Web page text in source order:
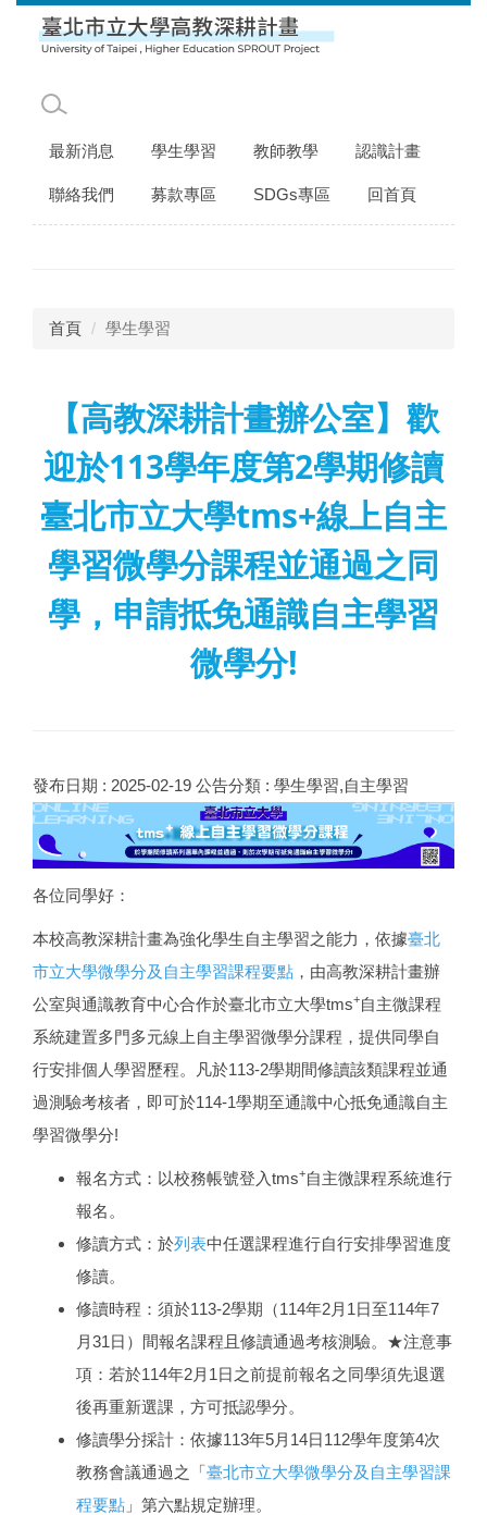
最新消息 學生學習 教師教學 認識計畫
聯絡我們 募款專區 SDGs專區 回首頁
首頁 學生學習
【高教深耕計畫辦公室】歡
迎於113學年度第2學期修讀
臺北市立大學tms+線上自主
學習微學分課程並通過之同
學，申請抵免通識自主學習
微學分!
發布日期 : 2025-02-19 公告分類 : 學生學習,自主學習
各位同學好：
本校高教深耕計畫為強化學生自主學習之能力，依據臺北
市立大學微學分及自主學習課程要點 ，由高教深耕計畫辦
公室與通識教育中心合作於臺北市立大學tms+自主微課程
系統建置多門多元線上自主學習微學分課程，提供同學自
行安排個人學習歷程。凡於113-2學期間修讀該類課程並通
過測驗考核者，即可於114-1學期至通識中心抵免通識自主
學習微學分!
報名方式：以校務帳號登入tms+自主微課程系統進行
報名。
修讀方式：於列表中任選課程進行自行安排學習進度
修讀。
修讀時程：須於113-2學期（114年2月1日至114年7
月31日）間報名課程且修讀通過考核測驗。★注意事
項：若於114年2月1日之前提前報名之同學須先退選
後再重新選課，方可抵認學分。
修讀學分採計：依據113年5月14日112學年度第4次
教務會議通過之「臺北市立大學微學分及自主學習課
程要點 」第六點規定辦理。